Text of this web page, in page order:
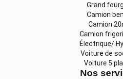
Grand
Camion
Camion
Camion
Électrique/
Voiture de
Voiture 5
Nos